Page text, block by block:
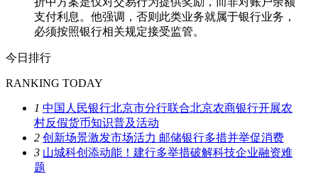
支付利息。他强调，否则此类业务就属于银行业务，
必须按照银行相关规定接受监管。
今日排行
RANKING TODAY
1 中国人民银行北京市分行联合北京农商银行开展农
村反假货币知识普及活动
2 创新场景激发市场活力 邮储银行多措并举促消费
3 山城科创添动能！建行多举措破解科技企业融资难
题